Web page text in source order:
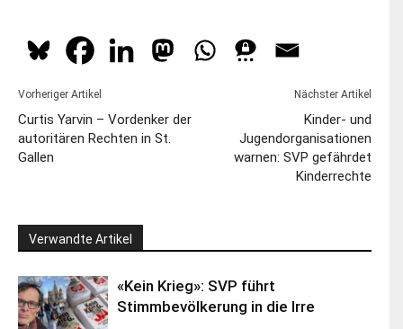
Vorheriger Artikel
Curtis Yarvin – Vordenker der
autoritären Rechten in St.
Gallen
Nächster Artikel
Kinder- und
Jugendorganisationen
warnen: SVP gefährdet
Kinderrechte
Verwandte Artikel
«Kein Krieg»: SVP führt
Stimmbevölkerung in die Irre